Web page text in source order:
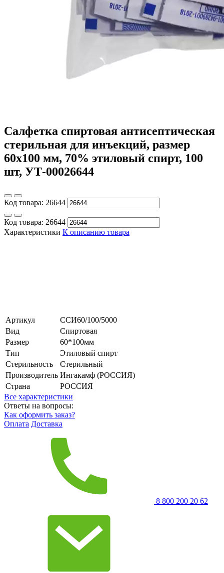
Салфетка спиртовая антисептическая
стерильная для инъекций, размер
60х100 мм, 70% этиловый спирт, 100
шт, УТ-00026644
Код товара: 26644
Код товара: 26644
Характеристики К описанию товара
Артикул
ССИ60/100/5000
Вид
Спиртовая
Размер
60*100мм
Тип
Этиловый спирт
Стерильность
Стерильный
Производитель Ингакамф (РОССИЯ)
Страна
РОССИЯ
Все характеристики
Ответы на вопросы:
Как оформить заказ?
Оплата Доставка
8 800 200 20 62